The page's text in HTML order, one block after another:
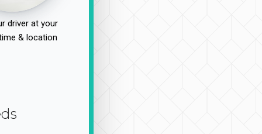
driver at your
& location